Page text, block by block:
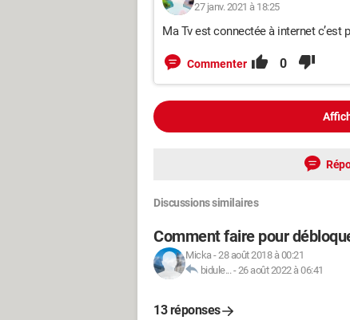
27 janv. 2021 à 18:25
Ma Tv est connectée à internet c’est
Commenter 0
Discussions similaires
Comment faire pour
Micka-28 août 2018 à 00:21
bidule...-26 août 2022 à 06:41
13 réponses